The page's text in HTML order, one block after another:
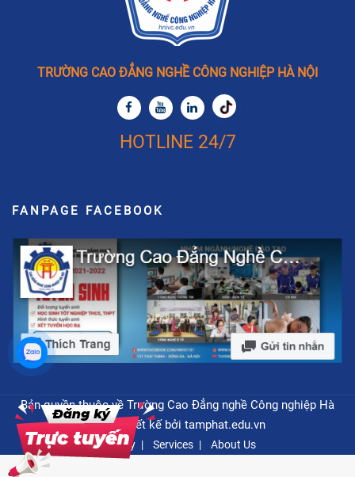
TRƯỜNG CAO ĐẲNG NGHỀ CÔNG NGHIỆP HÀ NỘI
HOTLINE 24/7
FANPAGE FACEBOOK
Bản quyền thuộc về Trường Cao Đẳng nghề Công nghiệp Hà
Nội - Thiết kế bởi tamphat.edu.vn
Privacy Services About Us